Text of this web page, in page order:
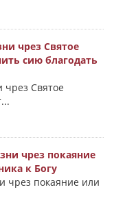
чрез Святое
сию благодать
чрез Святое
чрез покаяние
к Богу
чрез покаяние или